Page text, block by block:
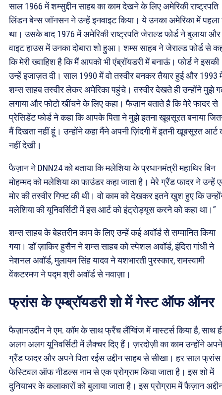
साल 1966 में शम्सुद्दीन साहब का काम देखने के लिए अमेरिकी राष्ट्रपति
लिंडन बेन्स जॉनसन ने उन्हें इनवाइट किया। ये उनका अमेरिका में पहला
था। उसके बाद 1976 में अमेरिकी राष्ट्रपति जेराल्ड फोर्ड ने बुलाया और
वाइट हाउस में उनका दोबारा शो हुआ। शम्स साहब ने जेराल्ड फोर्ड से
कि मेरी ख्वाहिश है कि मैं आपको भी एंब्रॉयडरी में बनाऊं। फोर्ड ने इसकी
उन्हें इजाज़त दी। साल 1990 में वो तस्वीर बनकर तैयार हुई और 1993
शम्स साहब तस्वीर लेकर अमेरिका पहुंचे। तस्वीर देखते ही उन्होंने मुझे
लगाया और फोटो खींचने के लिए कहा। फैज़ान बताते है कि मेरे फादर से
प्रेसिडेंट फोर्ड ने कहा कि आपके पिता ने मुझे इतना खूबसूरत बनाया
मैं दिखता नहीं हूं। उन्होंने कहा मैंने अपनी ज़िंदगी में इतनी खूबसूरत आर्ट
नहीं देखी।
फैज़ान ने DNN24 को बताया कि मलेशिया के प्रधानमंत्री महाथिर बिन
मोहम्मद को मलेशिया का फाउंडर कहा जाता है। मेरे ग्रैंड फादर ने उन्हें
मोर की तस्वीर गिफ्ट की थी। वो काम को देखकर इतने खुश हुए कि
मलेशिया की यूनिवर्सिटी में इस आर्ट को इंट्रोड्यूस करने को कहा था।”
शम्स साहब के बेहतरीन काम के लिए उन्हें कई अवॉर्ड से सम्मानित किया
गया। डॉ ज़ाकिर हुसैन ने शम्स साहब को स्पेशल अवॉर्ड, इंदिरा गांधी ने
नेशनल अवॉर्ड, मुलायम सिंह यादव ने यशभारती पुरस्कार, रामस्वामी
वेंकटरमण ने पद्म श्री अवॉर्ड से नवाज़ा।
फ्रांस के एम्ब्रॉयडरी शो में गेस्ट ऑफ ऑनर
फैज़ानउद्दीन ने एम. कॉम के साथ फ्रैंच लैंग्विंज में मास्टर्स किया है, साथ
अलग अलग यूनिवर्सिटी में लैक्चर दिए हैं। ज़रदोज़ी का काम उन्होंने अपने
ग्रैंड फादर और अपने पिता रईस उद्दीन साहब से सीखा। हर साल
फेस्टिवल ऑफ नीडल्स नाम से एक प्रोग्राम किया जाता है। इस शो में
दुनियाभर के कलाकारों को बुलाया जाता है। इस प्रोग्राम में फैज़ान